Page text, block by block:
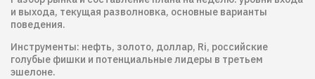
и выхода, текущая разволновка, основные варианты
поведения.
Инструменты: нефть, золото, доллар, Ri, российские
голубые фишки и потенциальные лидеры в третьем
эшелоне.